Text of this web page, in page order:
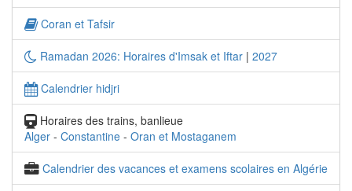
Coran et Tafsir
Ramadan 2026: Horaires d'Imsak et Iftar | 2027
Calendrier hidjri
Horaires des trains, banlieue
Alger - Constantine - Oran et Mostaganem
Calendrier des vacances et examens scolaires en Algérie